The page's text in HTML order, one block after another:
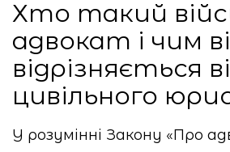
Хто такий
адвокат і чим
відрізняється
цивільного
У розумінні Закону «Про